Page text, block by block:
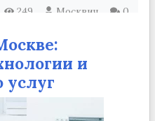
249 Москвич 0
и
услуг